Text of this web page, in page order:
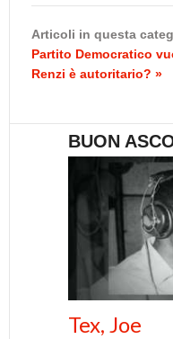
Articoli in questa
Partito Democratico
Renzi è autoritario? »
BUON
Tex, Joe